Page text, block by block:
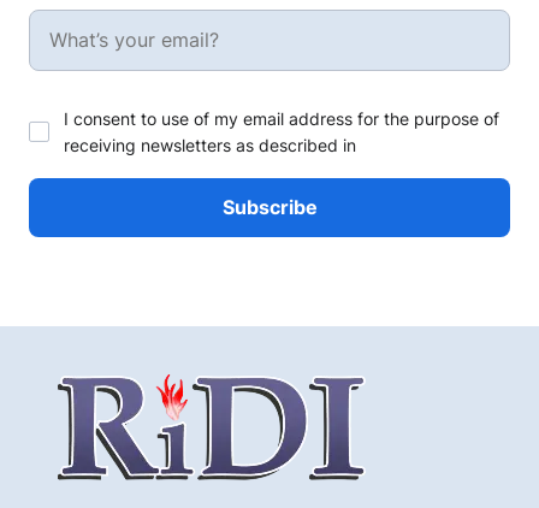
I consent to use of my email address for the purpose of
receiving newsletters as described in